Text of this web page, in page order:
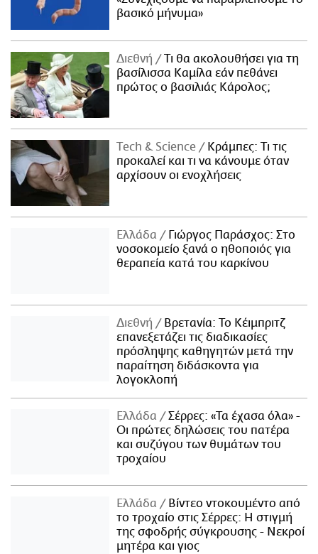
βασικό μήνυμα»
Διεθνή
Τι θα ακολουθήσει για τη
βασίλισσα Καμίλα εάν πεθάνει
πρώτος ο βασιλιάς Κάρολος;
Τech & Science
Κράμπες: Τι τις
προκαλεί και τι να κάνουμε όταν
αρχίσουν οι ενοχλήσεις
Ελλάδα
Γιώργος Παράσχος: Στο
νοσοκομείο ξανά ο ηθοποιός για
θεραπεία κατά του καρκίνου
Διεθνή
Βρετανία: Το Κέιμπριτζ
επανεξετάζει τις διαδικασίες
πρόσληψης καθηγητών μετά την
παραίτηση διδάσκοντα για
λογοκλοπή
Ελλάδα
Σέρρες: «Τα έχασα όλα» -
Οι πρώτες δηλώσεις του πατέρα
και συζύγου των θυμάτων του
τροχαίου
Ελλάδα
Βίντεο ντοκουμέντο από
το τροχαίο στις Σέρρες: Η στιγμή
της σφοδρής σύγκρουσης - Νεκροί
μητέρα και γιος